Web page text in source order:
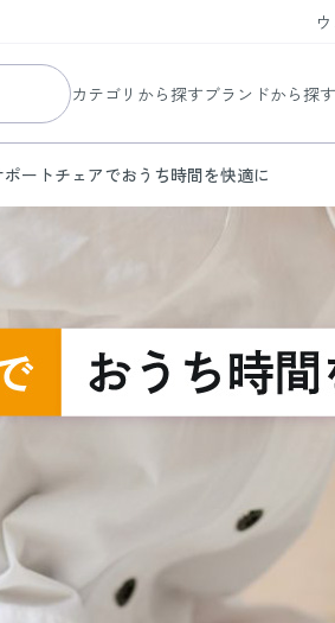
カテゴリから探す
メイク
暮らしの雑貨
すべての商品
ブランドから探す
コラリッチソア
コラリッチ オ
ケール青汁
ートチェアでおうち時間を快適に
秋のからだを腰の負